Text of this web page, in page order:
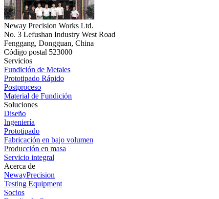
Neway Precision Works Ltd.
No. 3 Lefushan Industry West Road
Fenggang, Dongguan, China
Código postal 523000
Servicios
Fundición de Metales
Prototipado Rápido
Postproceso
Material de Fundición
Soluciones
Diseño
Ingeniería
Prototipado
Fabricación en bajo volumen
Producción en masa
Servicio integral
Acerca de
NewayPrecision
Testing Equipment
Socios